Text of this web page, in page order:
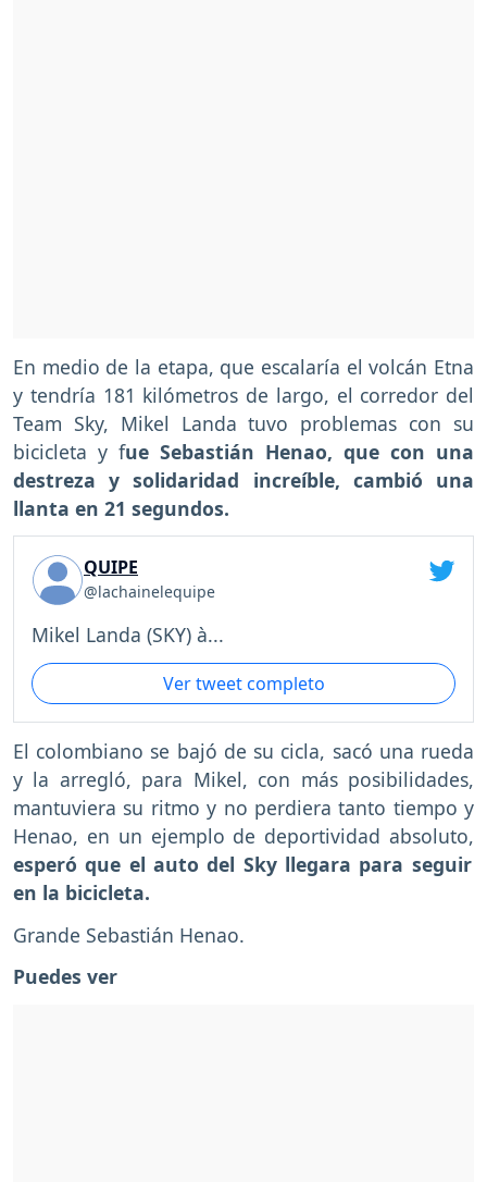
En medio de la etapa, que escalaría el volcán Etna
y tendría 181 kilómetros de largo, el corredor del
Team Sky, Mikel Landa tuvo problemas con su
bicicleta y fue Sebastián Henao, que con una
destreza y solidaridad increíble, cambió una
llanta en 21 segundos.
QUIPE
@lachainelequipe
Mikel Landa (SKY) à...
Ver tweet completo
El colombiano se bajó de su cicla, sacó una rueda
y la arregló, para Mikel, con más posibilidades,
mantuviera su ritmo y no perdiera tanto tiempo y
Henao, en un ejemplo de deportividad absoluto,
esperó que el auto del Sky llegara para seguir
en la bicicleta.
Grande Sebastián Henao.
Puedes ver